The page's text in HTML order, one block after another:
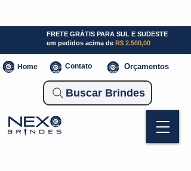
FRETE GRÁTIS PARA SUL E SUDESTE
em pedidos acima de R$ 2.500,00
Home Contato Orçamentos
Buscar Brindes